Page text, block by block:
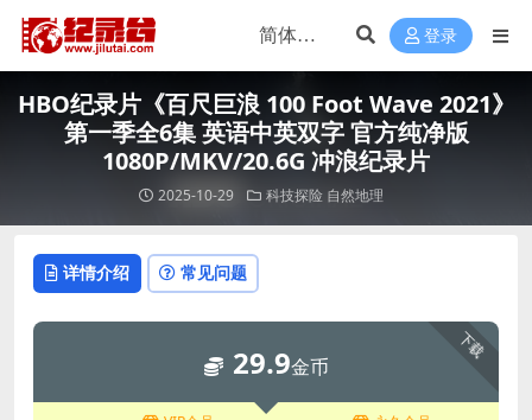
登录
HBO纪录片《百尺巨浪 100 Foot Wave 2021》
第一季全6集 英语中英双字 官方纯净版
1080P/MKV/20.6G 冲浪纪录片
2025-10-29 科技探险 自然地理
详情介绍 常见问题
下载
29.9金币